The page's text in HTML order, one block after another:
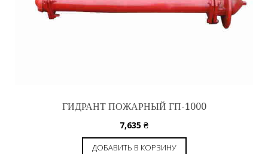
ГИДРАНТ ПОЖАРНЫЙ ГП-1000
7,635 ₴
ДОБАВИТЬ В КОРЗИНУ